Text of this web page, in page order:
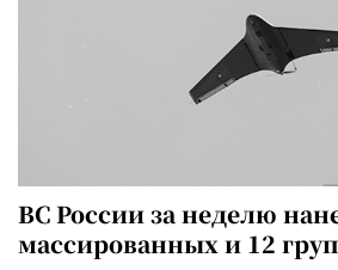
ВС России за неделю
массированных и 12